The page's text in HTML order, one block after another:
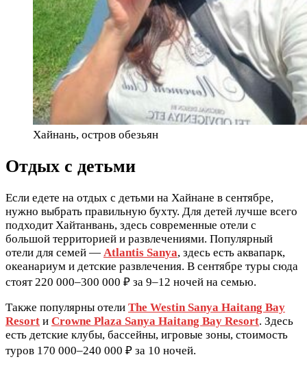
Хайнань, остров обезьян
Отдых с детьми
Если едете на отдых с детьми на Хайнане в сентябре,
нужно выбрать правильную бухту. Для детей лучше всего
подходит Хайтанвань, здесь современные отели с
большой территорией и развлечениями. Популярный
отели для семей — Atlantis Sanya, здесь есть аквапарк,
океанариум и детские развлечения. В сентябре туры сюда
стоят 220 000–300 000 ₽ за 9–12 ночей на семью.
Также популярны отели The Westin Sanya Haitang Bay
Resort и Crowne Plaza Sanya Haitang Bay Resort. Здесь
есть детские клубы, бассейны, игровые зоны, стоимость
туров 170 000–240 000 ₽ за 10 ночей.